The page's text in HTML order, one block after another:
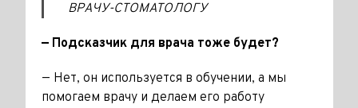
ВРАЧУ-СТОМАТОЛОГУ
— Подсказчик для врача тоже будет?
— Нет, он используется в обучении, а мы
помогаем врачу и делаем его работу